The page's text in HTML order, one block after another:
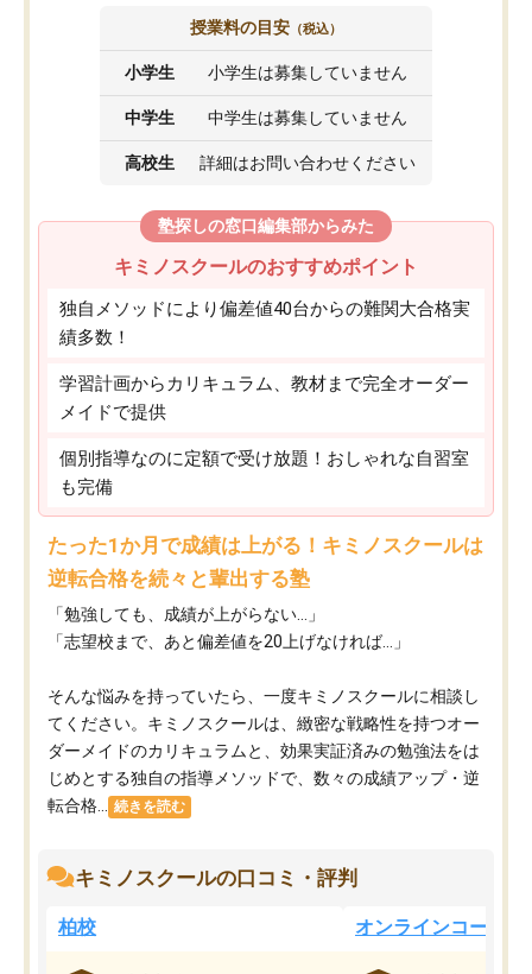
授業料の目安 （税込）
小学生 小学生は募集していません
中学生 中学生は募集していません
高校生 詳細はお問い合わせください
塾探しの窓口編集部からみた
キミノスクールのおすすめポイント
独自メソッドにより偏差値40台からの難関大合格実
績多数！
学習計画からカリキュラム、教材まで完全オーダー
メイドで提供
個別指導なのに定額で受け放題！おしゃれな自習室
も完備
たった1か月で成績は上がる！キミノスクールは
逆転合格を続々と輩出する塾
「勉強しても、成績が上がらない…」
「志望校まで、あと偏差値を20上げなければ…」
そんな悩みを持っていたら、一度キミノスクールに相談し
てください。キミノスクールは、緻密な戦略性を持つオー
ダーメイドのカリキュラムと、効果実証済みの勉強法をは
じめとする独自の指導メソッドで、数々の成績アップ・逆
転合格...
続きを読む
キミノスクールの口コミ・評判
柏校 オンラインコース